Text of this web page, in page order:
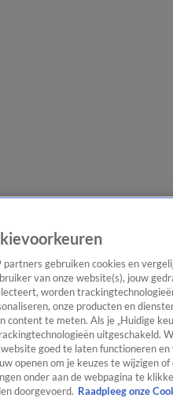
partners gebruiken cookies en
van onze website(s), jouw
worden
onze producten en
content te meten. Als je „Huidige
uitgeschakeld.
goed te laten functioneren
openen om je keuzes te wijzigen
onder aan de webpagina te
doorgevoerd. Raadpleeg onze